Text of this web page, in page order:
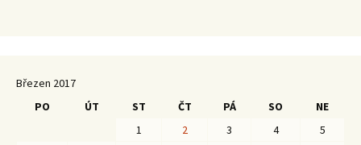
Březen 2017
PO
ÚT ST ČT PÁ SO
NE
1
2 3 4
5